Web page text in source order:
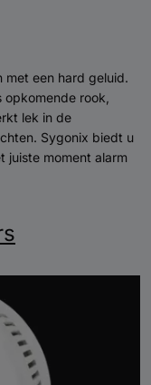
met een hard geluid.
rook,
lek in de
Sygonix biedt u
juiste moment alarm